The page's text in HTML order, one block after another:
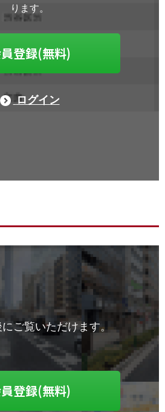
ります。
登録(無料)
ログイン
ご覧いただけます。
登録(無料)